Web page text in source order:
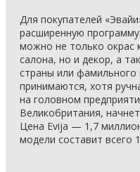
Для покупателей
расширенную
можно не только окрас
салона, но и декор, а
страны или фамильного
принимаются, хотя
на головном
Великобритания,
Цена Evija — 1,7
модели составит всего